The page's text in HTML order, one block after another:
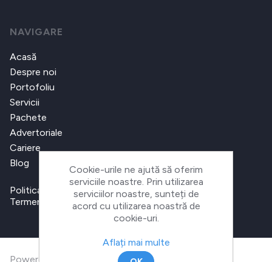
NAVIGARE
Acasă
Despre noi
Portofoliu
Servicii
Pachete
Advertoriale
Cariere
Blog
Politica de confidențialitate
Termeni și condiții
Powered by nopCommerce
Cookie-urile ne ajută să oferim
serviciile noastre. Prin utilizarea
serviciilor noastre, sunteți de
acord cu utilizarea noastră de
cookie-uri.
Aflați mai multe